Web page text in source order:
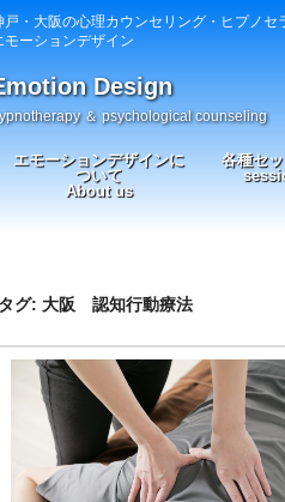
戸・大阪の心理カウンセリング・ヒプノセ
モーションデザイン
Design
＆ psychological counseling
エモーションデザインに
ついて
About us
各種セ
タグ: 大阪 認知行動療法